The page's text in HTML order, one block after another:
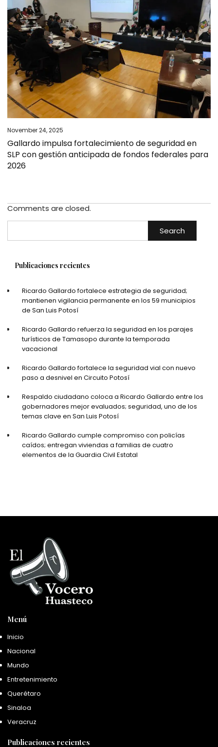
November 24, 2025
Gallardo impulsa fortalecimiento de seguridad en
SLP con gestión anticipada de fondos federales para
2026
Comments are closed.
Search
Publicaciones recientes
Ricardo Gallardo fortalece estrategia de seguridad;
mantienen vigilancia permanente en los 59 municipios
de San Luis Potosí
Ricardo Gallardo refuerza la seguridad en los parajes
turísticos de Tamasopo durante la temporada
vacacional
Ricardo Gallardo fortalece la seguridad vial con nuevo
paso a desnivel en Circuito Potosí
Respaldo ciudadano coloca a Ricardo Gallardo entre los
gobernadores mejor evaluados; seguridad, uno de los
temas clave en San Luis Potosí
Ricardo Gallardo cumple compromiso con policías
caídos; entregan viviendas a familias de cuatro
elementos de la Guardia Civil Estatal
Menú
Inicio
Nacional
Mundo
Entretenimiento
Querétaro
Sinaloa
Veracruz
Publicaciones recientes